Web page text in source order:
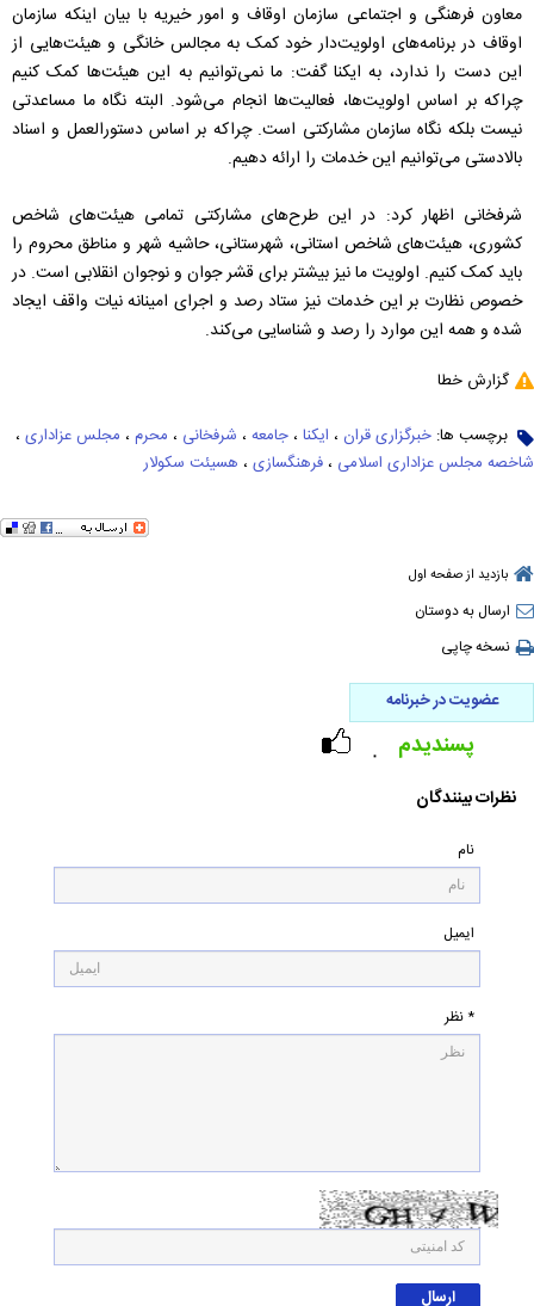
معاون فرهنگی و اجتماعی سازمان اوقاف و امور خیریه با بیان اینکه سازمان
اوقاف در برنامه‌های اولویت‌دار خود کمک به مجالس خانگی و هیئت‌هایی از
این دست را ندارد، به ایکنا گفت: ما نمی‌توانیم به این هیئت‌ها کمک کنیم
چراکه بر اساس اولویت‌ها، فعالیت‌ها انجام می‌شود. البته نگاه ما مساعدتی
نیست بلکه نگاه سازمان مشارکتی است. چراکه بر اساس دستورالعمل و اسناد
بالادستی می‌توانیم این خدمات را ارائه دهیم.
شرفخانی اظهار کرد: در این طرح‌های مشارکتی تمامی هیئت‌های شاخص
کشوری، هیئت‌های شاخص استانی، شهرستانی، حاشیه شهر و مناطق محروم را
باید کمک کنیم. اولویت ما نیز بیشتر برای قشر جوان و نوجوان انقلابی است. در
خصوص نظارت بر این خدمات نیز ستاد رصد و اجرای امینانه نیات واقف ایجاد
شده و همه این موارد را رصد و شناسایی می‌کند.
گزارش خطا
برچسب ها: خبرگزاری قران ، ایکنا ، جامعه ، شرفخانی ، محرم ، مجلس عزاداری ،
شاخصه مجلس عزاداری اسلامی ، فرهنگسازی ، هسیئت سکولار
بازدید از صفحه اول
ارسال به دوستان
نسخه چاپی
عضویت در خبرنامه
۰ پسندیدم
نظرات بینندگان
نام
ایمیل
* نظر